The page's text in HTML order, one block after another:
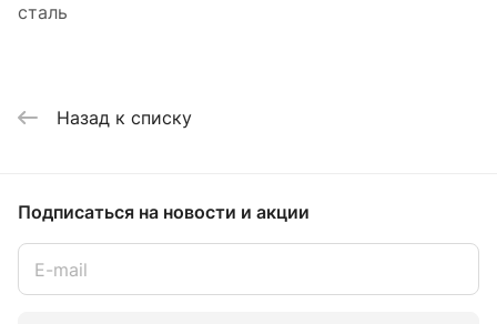
сталь
Назад к списку
Подписаться на новости и акции